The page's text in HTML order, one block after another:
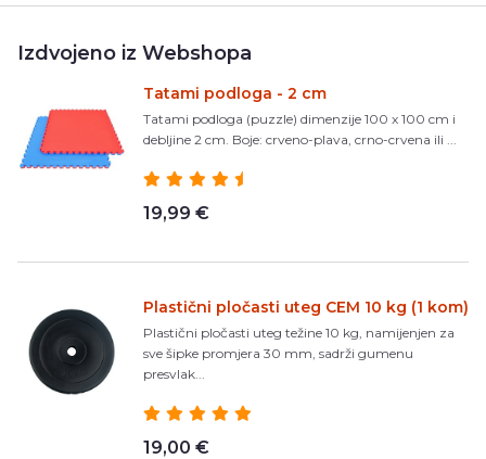
Izdvojeno iz Webshopa
Tatami podloga - 2 cm
Tatami podloga (puzzle) dimenzije 100 x 100 cm i
debljine 2 cm. Boje: crveno-plava, crno-crvena ili ...
19,99 €
Plastični pločasti uteg CEM 10 kg (1 kom)
Plastični pločasti uteg težine 10 kg, namijenjen za
sve šipke promjera 30 mm, sadrži gumenu
presvlak...
19,00 €